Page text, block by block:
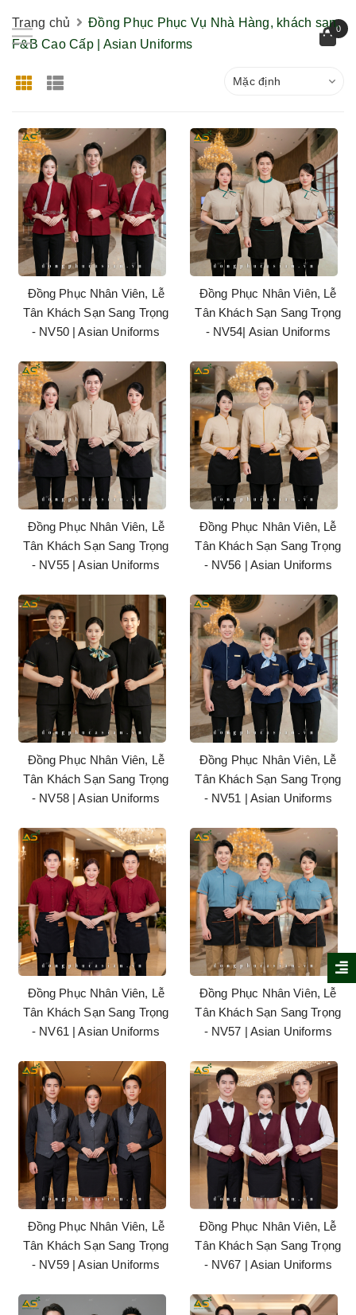
0
Trang chủ
Đồng Phục Phục Vụ Nhà Hàng, khách sạn,
F&B Cao Cấp | Asian Uniforms
Mặc định
Đồng Phục Nhân Viên, Lễ
Tân Khách Sạn Sang Trọng
- NV50 | Asian Uniforms
Đồng Phục Nhân Viên, Lễ
Tân Khách Sạn Sang Trọng
- NV54| Asian Uniforms
Đồng Phục Nhân Viên, Lễ
Tân Khách Sạn Sang Trọng
- NV55 | Asian Uniforms
Đồng Phục Nhân Viên, Lễ
Tân Khách Sạn Sang Trọng
- NV56 | Asian Uniforms
Đồng Phục Nhân Viên, Lễ
Tân Khách Sạn Sang Trọng
- NV58 | Asian Uniforms
Đồng Phục Nhân Viên, Lễ
Tân Khách Sạn Sang Trọng
- NV51 | Asian Uniforms
Đồng Phục Nhân Viên, Lễ
Tân Khách Sạn Sang Trọng
- NV61 | Asian Uniforms
Đồng Phục Nhân Viên, Lễ
Tân Khách Sạn Sang Trọng
- NV57 | Asian Uniforms
Đồng Phục Nhân Viên, Lễ
Tân Khách Sạn Sang Trọng
- NV59 | Asian Uniforms
Đồng Phục Nhân Viên, Lễ
Tân Khách Sạn Sang Trọng
- NV67 | Asian Uniforms